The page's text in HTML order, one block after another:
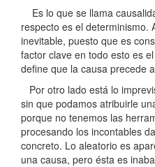
Es lo que se llama
respecto es el determinismo.
inevitable, puesto que es
factor clave en todo esto es
define que la causa precede
Por otro lado está lo
sin que podamos atribuirle
porque no tenemos las
procesando los incontables
concreto. Lo aleatorio es
una causa, pero ésta es